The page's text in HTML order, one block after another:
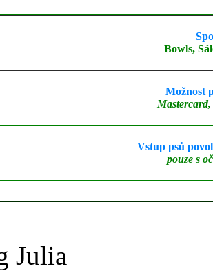
Bowls,
Možnost
Vstup psů
pouze s
Julia